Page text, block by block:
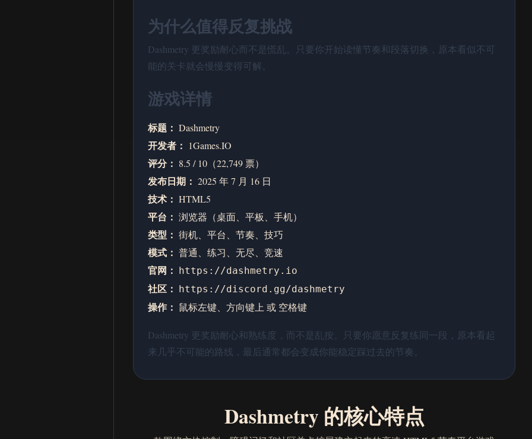
为什么值得反复挑战
Dashmetry 更奖励耐心而不是慌乱。只要你开始读懂节奏和段落切换，原本看似不可
能的关卡就会慢慢变得可解。
游戏详情
标题： Dashmetry
开发者： 1Games.IO
评分： 8.5 / 10（22,749 票）
发布日期： 2025 年 7 月 16 日
技术： HTML5
平台： 浏览器（桌面、平板、手机）
类型： 街机、平台、节奏、技巧
模式： 普通、练习、无尽、竞速
官网： https://dashmetry.io
社区： https://discord.gg/dashmetry
操作： 鼠标左键 方向键上 或 空格键
Dashmetry 更奖励耐心和熟练度，而不是乱按。只要你愿意反复练同一段，原本看起
来几乎不可能的路线，最后通常都会变成你能稳定踩过去的节奏。
Dashmetry 的核心特点